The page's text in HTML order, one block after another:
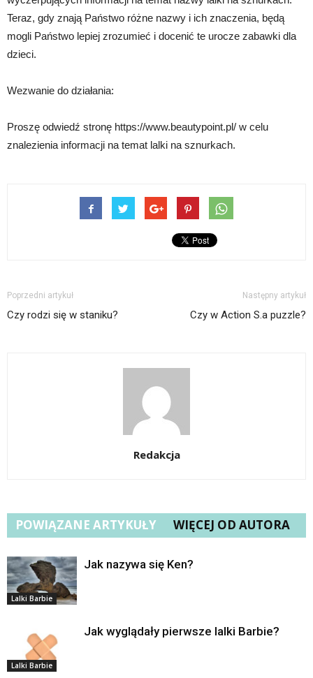
Teraz, gdy znają Państwo różne nazwy i ich znaczenia, będą
mogli Państwo lepiej zrozumieć i docenić te urocze zabawki dla
dzieci.
Wezwanie do działania:
Proszę odwiedź stronę https://www.beautypoint.pl/ w celu
znalezienia informacji na temat lalki na sznurkach.
Poprzedni artykuł
Czy rodzi się w staniku?
Następny artykuł
Czy w Action S.a puzzle?
Redakcja
POWIĄZANE ARTYKUŁY WIĘCEJ OD AUTORA
Lalki Barbie
Jak nazywa się Ken?
Lalki Barbie
Jak wyglądały pierwsze lalki Barbie?